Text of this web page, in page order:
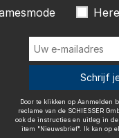
ADIDAS
Door te klikken op
gepersonaliseerde
sla ik acht op en
, in het
effect naar de toekomst
Schrijf
Door te klikken op Aanmelden
reclame van de SCHIESSER
ook de instructies en uitleg in de
item "Nieuwsbrief". Ik kan op